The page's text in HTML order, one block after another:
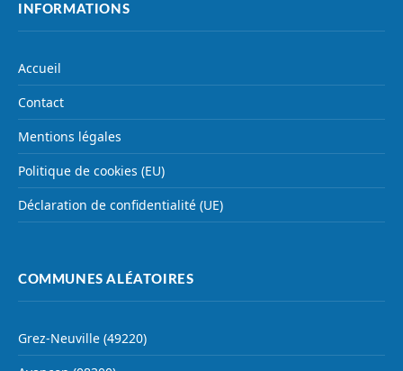
INFORMATIONS
Accueil
Contact
Mentions légales
Politique de cookies (EU)
Déclaration de confidentialité (UE)
COMMUNES ALÉATOIRES
Grez-Neuville (49220)